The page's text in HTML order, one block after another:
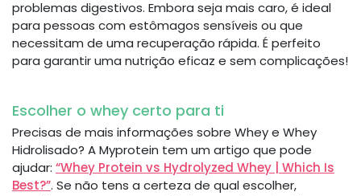
problemas digestivos. Embora seja mais caro, é ideal
para pessoas com estômagos sensíveis ou que
necessitam de uma recuperação rápida. É perfeito
para garantir uma nutrição eficaz e sem complicações!
Escolher o whey certo para ti
Precisas de mais informações sobre Whey e Whey
Hidrolisado? A Myprotein tem um artigo que pode
ajudar: “Whey Protein vs Hydrolyzed Whey | Which Is
Best?”. Se não tens a certeza de qual escolher,